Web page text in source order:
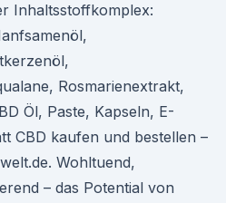
Inhaltsstoffkomplex:
Rosmarienextrakt,
Öl, Paste, Kapseln, E-
CBD kaufen und bestellen –
Wohltuend,
– das Potential von